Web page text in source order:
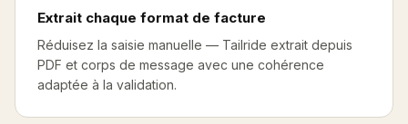
Extrait chaque format de facture
Réduisez la saisie manuelle — Tailride extrait depuis
PDF et corps de message avec une cohérence
adaptée à la validation.